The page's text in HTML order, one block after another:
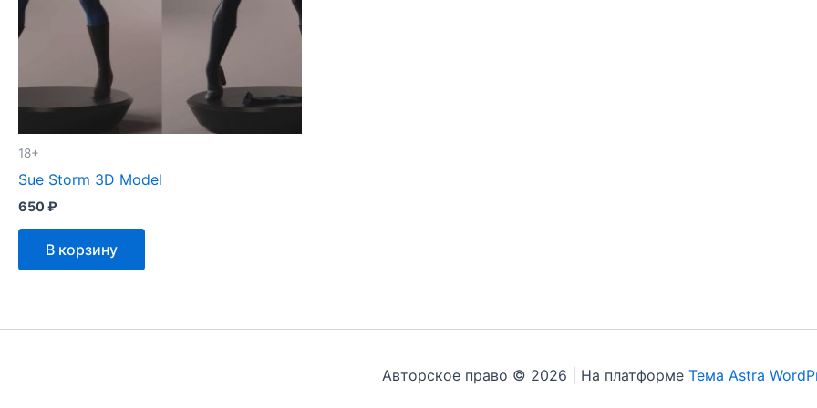
18+
Sue Storm 3D Model
650₽
В корзину
Авторское право © 2026 | На платформе Тема Astra